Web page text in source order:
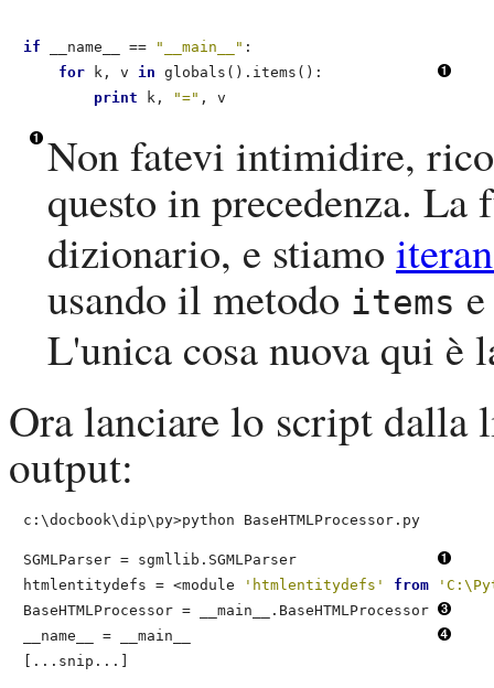
if __name__ == "__main__" :
for k, v in globals().items():
print k, "=" , v
Non fatevi intimidire,
questo in precedenza.
dizionario, e stiamo
usando il metodo items
L'unica cosa nuova qui è
Ora lanciare lo script dalla
output:
c:\docbook\dip\py>python BaseHTMLProcessor.py
SGMLParser = sgmllib.SGMLParser
htmlentitydefs = <module
'htmlentitydefs' from
BaseHTMLProcessor = __main__.BaseHTMLProcessor
__name__ = __main__
[...snip...]